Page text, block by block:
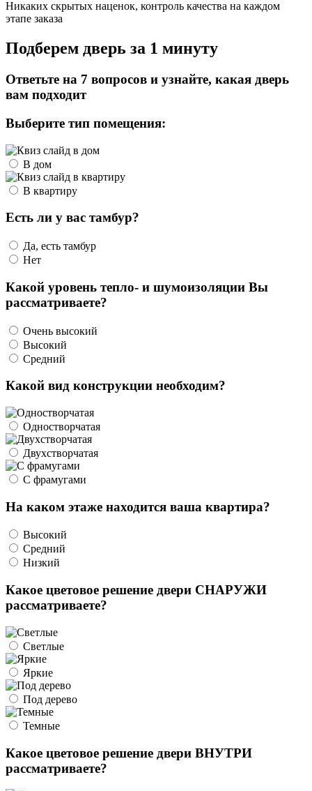
Никаких скрытых наценок, контроль качества на каждом
этапе заказа
Подберем дверь за 1 минуту
Ответьте на 7 вопросов и узнайте, какая дверь
вам подходит
Выберите тип помещения:
В дом
В квартиру
Есть ли у вас тамбур?
Да, есть тамбур
Нет
Какой уровень тепло- и шумоизоляции Вы
рассматриваете?
Очень высокий
Высокий
Средний
Какой вид конструкции необходим?
Одностворчатая
Двухстворчатая
С фрамугами
На каком этаже находится ваша квартира?
Высокий
Средний
Низкий
Какое цветовое решение двери СНАРУЖИ
рассматриваете?
Светлые
Яркие
Под дерево
Темные
Какое цветовое решение двери ВНУТРИ
рассматриваете?